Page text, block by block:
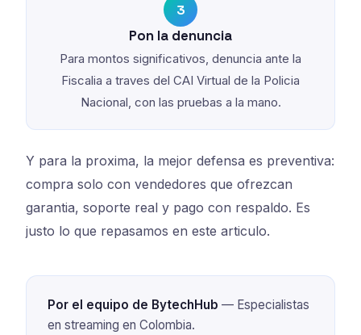
3
Pon la denuncia
Para montos significativos, denuncia ante la
Fiscalia a traves del CAI Virtual de la Policia
Nacional, con las pruebas a la mano.
Y para la proxima, la mejor defensa es preventiva:
compra solo con vendedores que ofrezcan
garantia, soporte real y pago con respaldo. Es
justo lo que repasamos en este articulo.
Por el equipo de BytechHub — Especialistas
en streaming en Colombia.